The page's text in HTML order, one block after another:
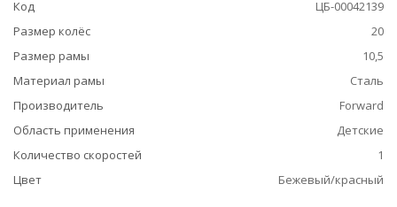
Код
ЦБ-00042139
Размер колёс
20
Размер рамы
10,5
Материал рамы
Сталь
Производитель
Forward
Область применения
Детские
Количество скоростей
1
Цвет
Бежевый/красный